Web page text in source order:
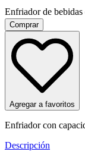
Enfriador de
Comprar
Agregar a favoritos
Enfriador con
Descripción